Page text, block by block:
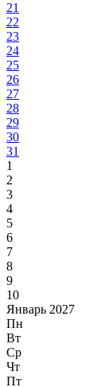
21
22
23
24
25
26
27
28
29
30
31
1
2
3
4
5
6
7
8
9
10
Январь 2027
Пн
Вт
Ср
Чт
Пт